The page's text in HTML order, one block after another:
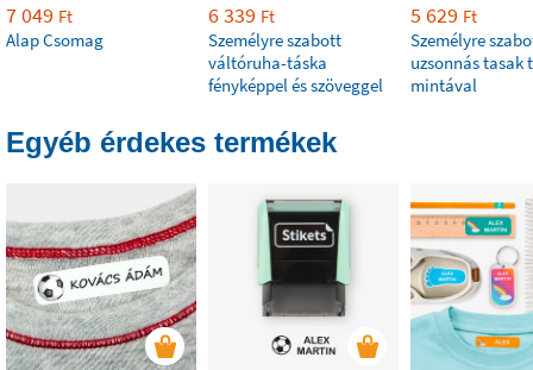
7 049 Ft
Alap Csomag
6 339 Ft
Személyre szabott
váltóruha-táska
fényképpel és szöveggel
5 629 Ft
Személyre
uzsonnás tasak
mintával
Egyéb érdekes termékek